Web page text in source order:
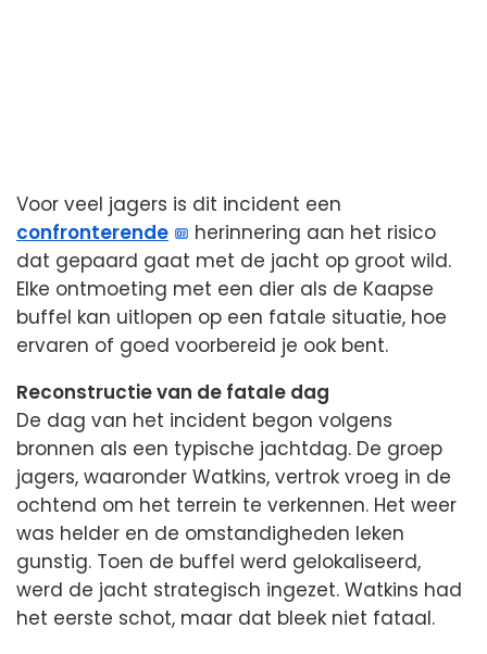
Voor veel jagers is dit incident een
confronterende
herinnering aan het risico
dat gepaard gaat met de jacht op groot wild.
Elke ontmoeting met een dier als de Kaapse
buffel kan uitlopen op een fatale situatie, hoe
ervaren of goed voorbereid je ook bent.
Reconstructie van de fatale dag
De dag van het incident begon volgens
bronnen als een typische jachtdag. De groep
jagers, waaronder Watkins, vertrok vroeg in de
ochtend om het terrein te verkennen. Het weer
was helder en de omstandigheden leken
gunstig. Toen de buffel werd gelokaliseerd,
werd de jacht strategisch ingezet. Watkins had
het eerste schot, maar dat bleek niet fataal.